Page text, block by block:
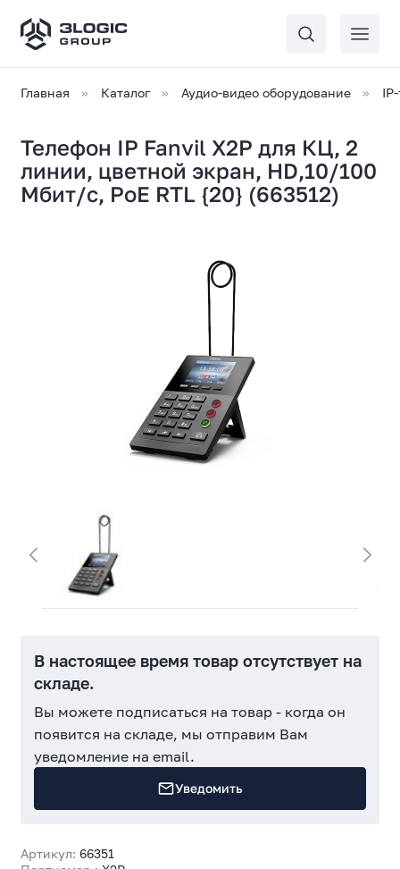
Главная Каталог Аудио-видео оборудование
Телефон IP Fanvil X2P для КЦ, 2
линии, цветной экран, HD,10/100
Мбит/с, PoE RTL {20} (663512)
Артикул: 66351
В настоящее время товар отсутствует на
складе.
Вы можете подписаться на товар - когда он
появится на складе, мы отправим Вам
уведомление на email.
Уведомить